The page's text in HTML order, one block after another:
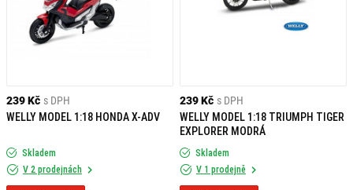
239 Kč s DPH
WELLY MODEL 1:18 HONDA X-ADV
Skladem
V 2 prodejnách
239 Kč s DPH
WELLY MODEL 1:18 TRIUMPH TIGER
EXPLORER MODRÁ
Skladem
V 1 prodejně